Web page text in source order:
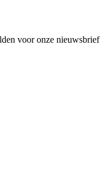
voor onze nieuwsbrief